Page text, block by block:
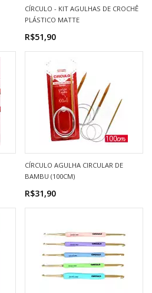
CÍRCULO - KIT AGULHAS DE CROCHÊ
PLÁSTICO MATTE
R$51,90
CÍRCULO AGULHA CIRCULAR DE
BAMBU (100CM)
R$31,90